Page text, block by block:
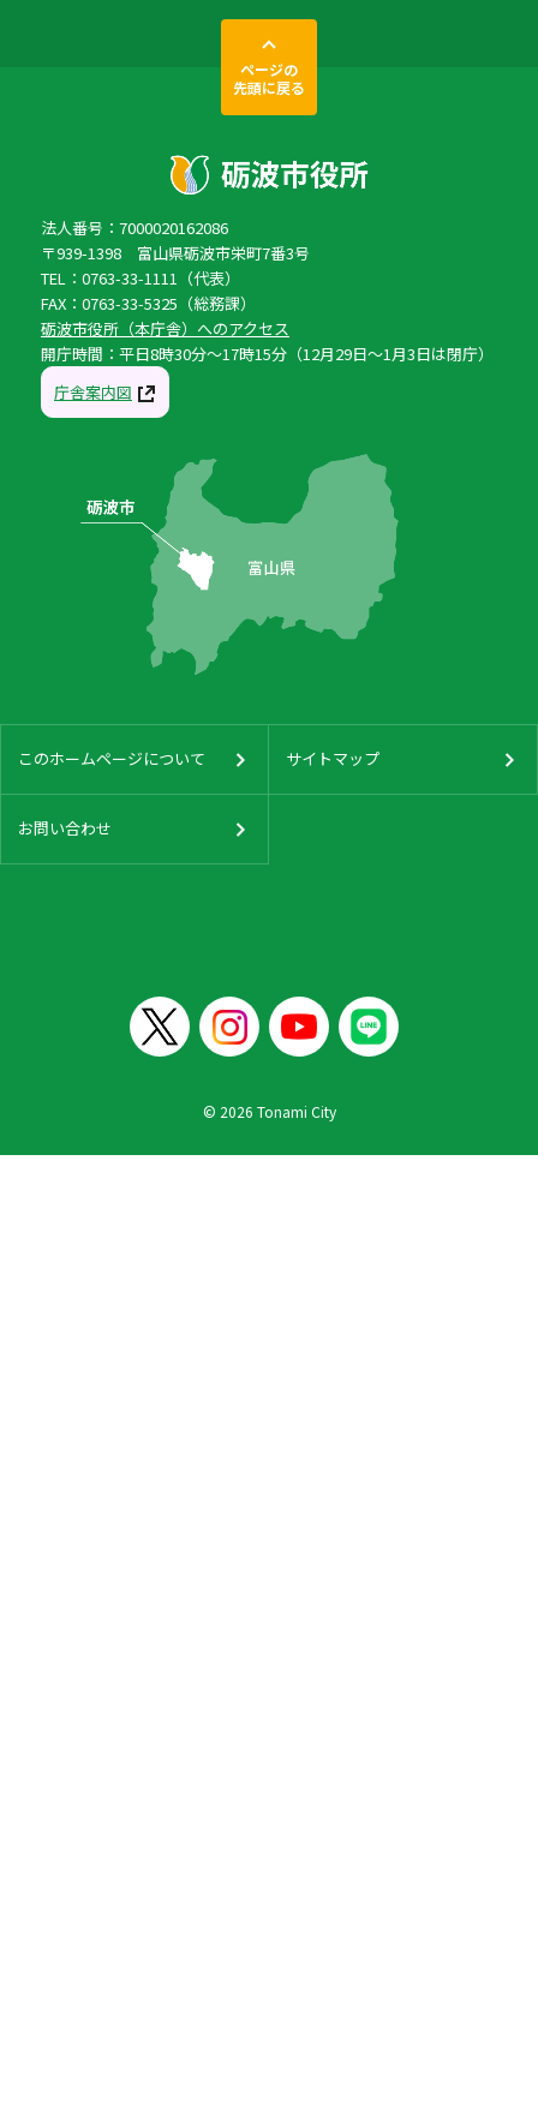
ページの
先頭に戻る
法人番号：7000020162086
〒939-1398 富山県砺波市栄町7番3号
TEL：0763-33-1111（代表）
FAX：0763-33-5325（総務課）
砺波市役所（本庁舎）へのアクセス
開庁時間：平日8時30分〜17時15分（12月29日〜1月3日は閉庁）
庁舎案内図
このホームページについて サイトマップ
お問い合わせ
© 2026 Tonami City